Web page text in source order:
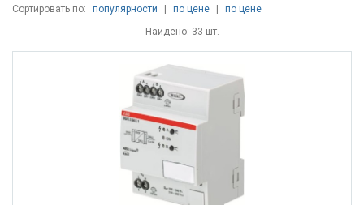
Сортировать по: популярности по цене
по цене
Найдено: 33 шт.